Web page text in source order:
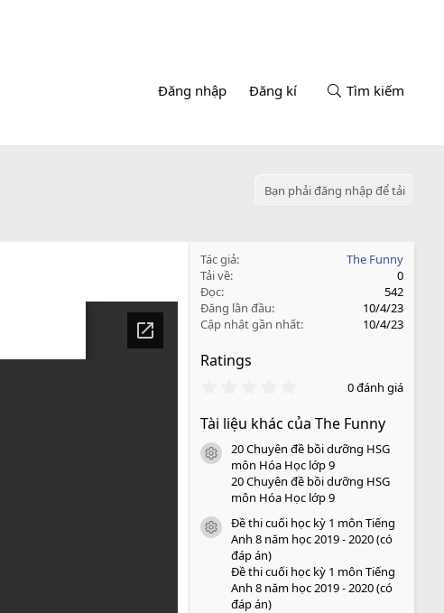
Đăng nhập Đăng kí Tìm kiếm
Bạn phải đăng nhập để tải
Tác giả
The Funny
Tải về
0
Đọc
542
Đăng lần đầu
10/4/23
Cập nhật gần nhất
10/4/23
Ratings
0
0
s
a
o
0 đánh giá
Tài liệu khác của The Funny
icon tài liệu
20 Chuyên đề bồi dưỡng HSG
môn Hóa Học lớp 9
20 Chuyên đề bồi dưỡng HSG
môn Hóa Học lớp 9
icon tài liệu
Đề thi cuối học kỳ 1 môn Tiếng
Anh 8 năm học 2019 - 2020 (có
đáp án)
Đề thi cuối học kỳ 1 môn Tiếng
Anh 8 năm học 2019 - 2020 (có
đáp án)